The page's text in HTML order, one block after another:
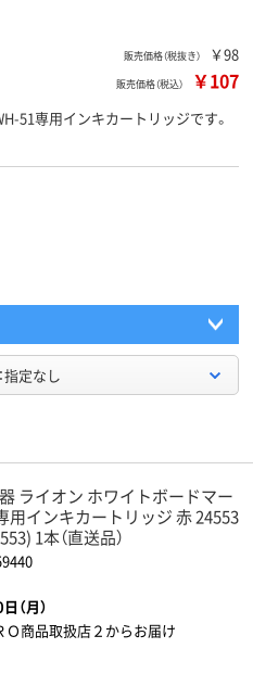
販売価格（税抜き） ￥98
販売価格（税込） ￥107
51専用インキカートリッジです。
指定なし
ライオン ホワイトボードマー
用インキカートリッジ 赤 24553
1本（直送品）
（月）
Ｏ商品取扱店２からお届け